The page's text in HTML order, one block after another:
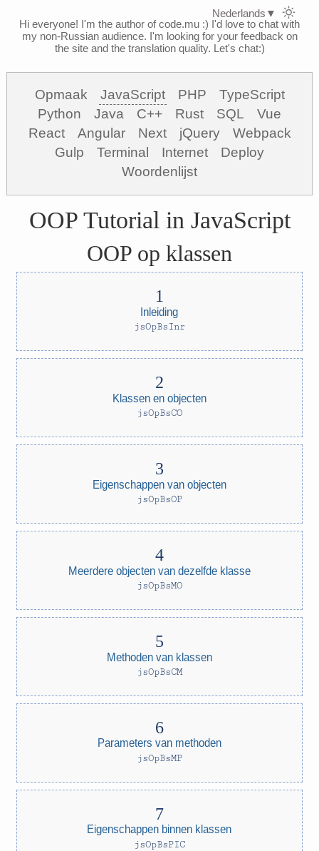
Hi everyone! I'm the author of code.mu :) I'd love to chat with
my non-Russian audience. I'm looking for your feedback on
the site and the translation quality. Let's chat:)
Opmaak JavaScript PHP
TypeScript
Python
Java C++ Rust SQL
Vue
React
Angular Next jQuery
Webpack
Gulp
Terminal Internet
Deploy
Woordenlijst
OOP Tutorial in JavaScript
OOP op klassen
Inleiding
jsOpBsInr
Klassen en objecten
jsOpBsCO
Eigenschappen van objecten
jsOpBsOP
Meerdere objecten van dezelfde klasse
jsOpBsMO
Methoden van klassen
jsOpBsCM
Parameters van methoden
jsOpBsMP
Eigenschappen binnen klassen
jsOpBsPIC
Nederlands ▼